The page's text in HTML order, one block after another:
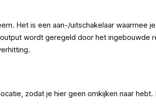
Het is een aan-/uitschakelaar waarmee
wordt geregeld door het ingebouwde
zodat je hier geen omkijken naar hebt.